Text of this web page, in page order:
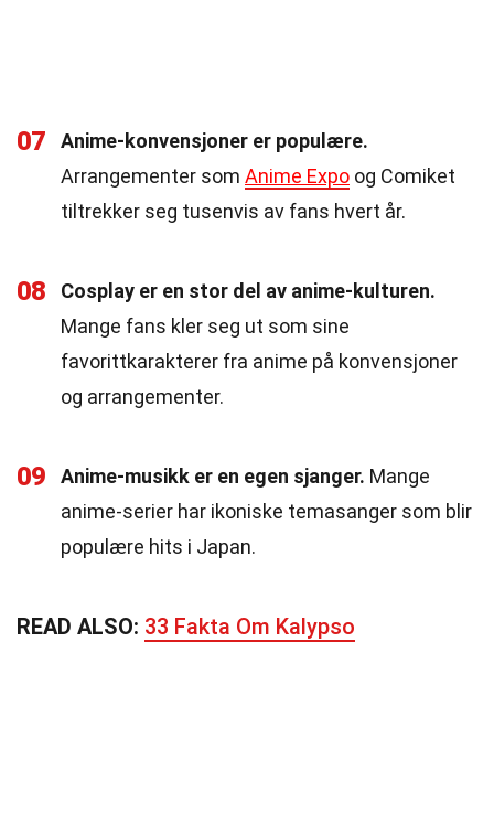
07
Anime-konvensjoner er populære.
Arrangementer som Anime Expo og Comiket
tiltrekker seg tusenvis av fans hvert år.
08
Cosplay er en stor del av anime-kulturen.
Mange fans kler seg ut som sine
favorittkarakterer fra anime på konvensjoner
og arrangementer.
09 Anime-musikk er en egen sjanger. Mange
anime-serier har ikoniske temasanger som blir
populære hits i Japan.
READ ALSO: 33 Fakta Om Kalypso